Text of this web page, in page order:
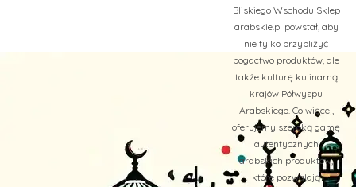
Bliskiego Wschodu Sklep
arabskie.pl powstał, aby
nie tylko przybliżyć
bogactwo produktów, ale
także kulturę kulinarną
krajów Półwyspu
Arabskiego. Co więcej,
oferujemy szeroką gamę
autentycznych
arabskich produktów,
które pozwalają